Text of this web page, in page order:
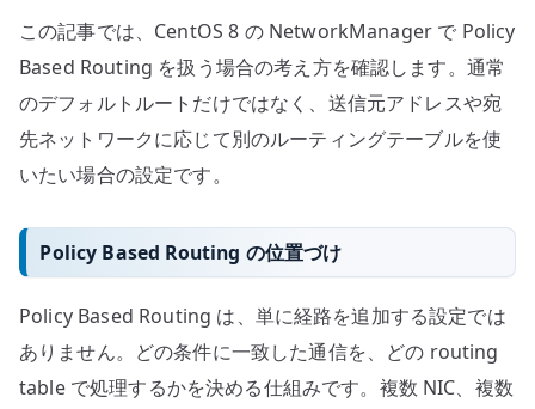
この記事では、CentOS 8 の NetworkManager で Policy
Based Routing を扱う場合の考え方を確認します。通常
のデフォルトルートだけではなく、送信元アドレスや宛
先ネットワークに応じて別のルーティングテーブルを使
いたい場合の設定です。
Policy Based Routing の位置づけ
Policy Based Routing は、単に経路を追加する設定では
ありません。どの条件に一致した通信を、どの routing
table で処理するかを決める仕組みです。複数 NIC、複数